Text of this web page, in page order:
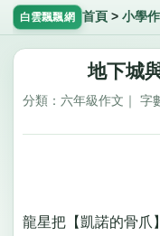
白雲飄飄網 首頁 > 小學
地下城
分類：六年級作文｜ 字
龍星把【凱諾的骨爪